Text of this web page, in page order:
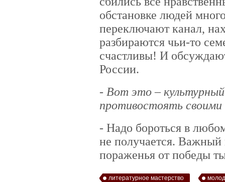
обстановке людей
переключают канал,
разбираются чьи-то
счастливы! И
России.
- Вот это –
противостоять
- Надо бороться в
не получается.
пораженья от победы
литературное мастерство